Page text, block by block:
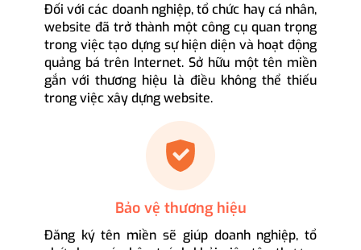
Đối với các doanh nghiệp, tổ chức hay cá nhân,
website đã trở thành một công cụ quan trọng
trong việc tạo dựng sự hiện diện và hoạt động
quảng bá trên Internet. Sở hữu một tên miền
gắn với thương hiệu là điều không thể thiếu
trong việc xây dựng website.
Bảo vệ thương hiệu
Đăng ký tên miền sẽ giúp doanh nghiệp, tổ